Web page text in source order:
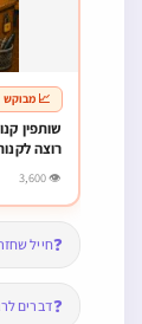
📈 מבוקש
שותפין
רוצה
👁 3,600
❓חייל
❓דברים